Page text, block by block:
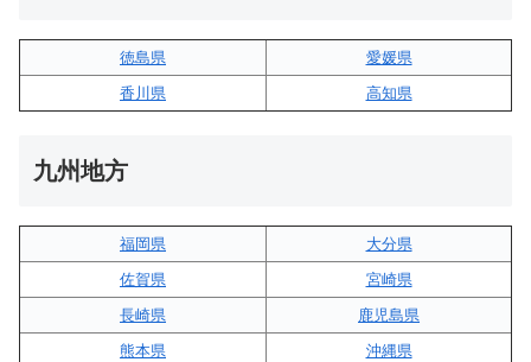
徳島県
愛媛県
香川県
高知県
九州地方
福岡県
大分県
佐賀県
宮崎県
長崎県
鹿児島県
熊本県
沖縄県